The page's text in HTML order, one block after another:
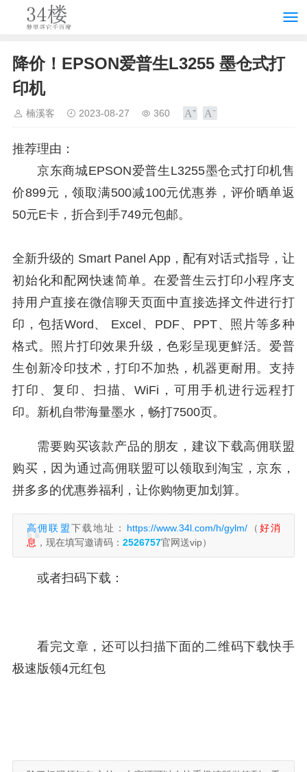
降价！EPSON爱普生L3255 墨仓式打
印机
楠溪客 2023-08-27 360
推荐理由：
京东商城EPSON爱普生L3255墨仓式打印机售
价899元，领取满500减100元优惠券，评价晒单返
50元E卡，折合到手749元包邮。
全新升级的 Smart Panel App，配有对话式指导，让
初始化和配网快速简单。在爱普生云打印小程序支
持用户直接在微信聊天页面中直接选择文件进行打
印，包括Word、 Excel、PDF、PPT、照片等多种
格式。照片打印效果升级，色彩呈现更鮮活。爱普
生创新冷印技术，打印不加热，机器更耐用。支持
打印、复印、扫描、WiFi，可用手机进行远程打
印。新机自带海量墨水，畅打7500页。
需要购买该款产品的朋友，建议下载高佣联盟
购买，因为通过高佣联盟可以领取到淘宝，京东，
拼多多的优惠券福利，让你购物更加划算。
高佣联盟下载地址： https://www.34l.com/h/gylm/（ 好消
息 ，现在填写邀请码： 2526757官网送vip）
或者扫码下载：
看完文章，还可以扫描下面的二维码下载快手
极速版领4元红包